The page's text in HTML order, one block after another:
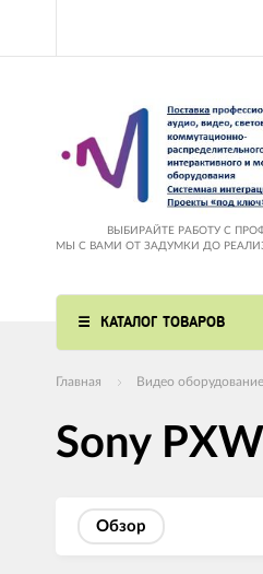
ВЫБИРАЙТЕ РАБОТУ С
МЫ С ВАМИ ОТ ЗАДУМКИ ДО
КАТАЛОГ ТОВАРОВ
Главная Видео оборудование
Sony
Обзор